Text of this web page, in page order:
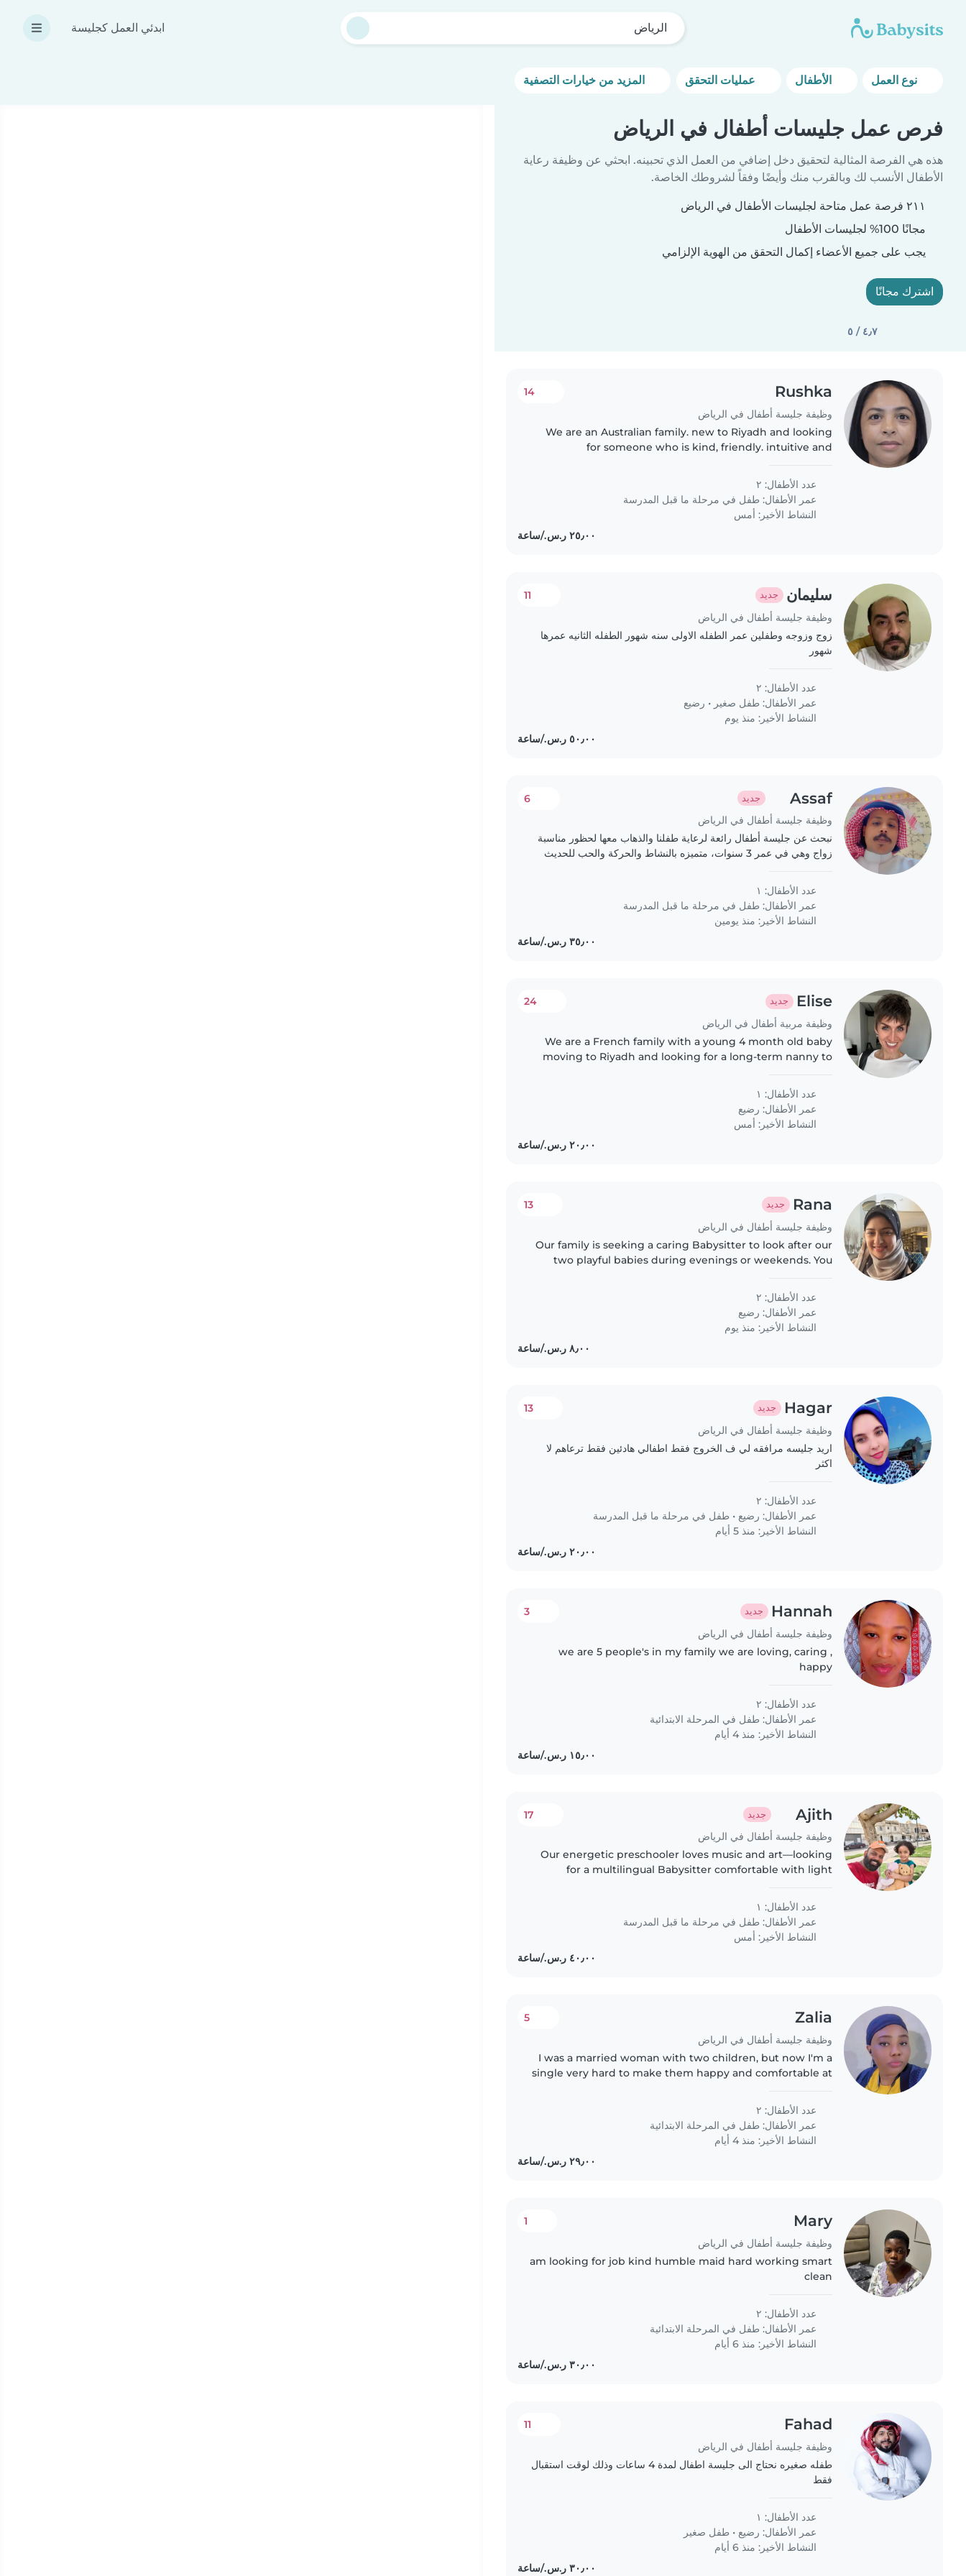
الرياض ابدئي العمل كجليسة
الأطفال
فرص عمل جليسات أطفال في الرياض
هذه هي الفرصة المثالية لتحقيق دخل إضافي من العمل الذي تحبينه. ابحثي عن وظيفة رعاية
الأطفال الأنسب لك وبالقرب منك وأيضًا وفقاً لشروطك الخاصة.
٢١١ فرصة عمل متاحة لجليسات الأطفال في الرياض
مجانًا 100% لجليسات الأطفال
يجب على جميع الأعضاء إكمال التحقق من الهوية الإلزامي
اشترك مجانًا
٤٫٧ / ٥
Rushka
وظيفة جليسة أطفال في الرياض
14
We are an Australian family. new to Riyadh and looking
for someone who is kind, friendly. intuitive and
عدد الأطفال: ٢
عمر الأطفال: طفل في مرحلة ما قبل المدرسة
النشاط الأخير: أمس
سليمان جديد
وظيفة جليسة أطفال في الرياض
11
زوج وزوجه وطفلين عمر الطفله الاولى سنه شهور الطفله الثانيه عمرها
شهور
عدد الأطفال: ٢
عمر الأطفال: طفل صغير • رضيع
النشاط الأخير: منذ يوم
Assaf جديد
وظيفة جليسة أطفال في الرياض
6
نبحث عن جليسة أطفال رائعة لرعاية طفلنا والذهاب معها لحظور مناسبة
زواج وهي في عمر 3 سنوات، متميزه بالنشاط والحركة والحب للحديث
عدد الأطفال: ١
عمر الأطفال: طفل في مرحلة ما قبل المدرسة
النشاط الأخير: منذ يومين
Elise جديد
وظيفة مربية أطفال في الرياض
24
We are a French family with a young 4 month old baby
moving to Riyadh and looking for a long-term nanny to
عدد الأطفال: ١
عمر الأطفال: رضيع
النشاط الأخير: أمس
Rana جديد
وظيفة جليسة أطفال في الرياض
13
Our family is seeking a caring Babysitter to look after our
two playful babies during evenings or weekends. You
and speak Arabic..
عدد الأطفال: ٢
عمر الأطفال: رضيع
النشاط الأخير: منذ يوم
Hagar جديد
وظيفة جليسة أطفال في الرياض
13
اريد جليسه مرافقه لي ف الخروج فقط اطفالي هادئين فقط ترعاهم لا
اكثر
عدد الأطفال: ٢
عمر الأطفال: رضيع • طفل في مرحلة ما قبل المدرسة
النشاط الأخير: منذ 5 أيام
Hannah جديد
وظيفة جليسة أطفال في الرياض
3
we are 5 people's in my family we are loving, caring ,
happy
عدد الأطفال: ٢
عمر الأطفال: طفل في المرحلة الابتدائية
النشاط الأخير: منذ 4 أيام
Ajith جديد
وظيفة جليسة أطفال في الرياض
17
Our energetic preschooler loves music and art—looking
for a multilingual Babysitter comfortable with light
عدد الأطفال: ١
عمر الأطفال: طفل في مرحلة ما قبل المدرسة
النشاط الأخير: أمس
Zalia
وظيفة جليسة أطفال في الرياض
5
I was a married woman with two children, but now I'm a
single very hard to make them happy and comfortable at
cleaning.
عدد الأطفال: ٢
عمر الأطفال: طفل في المرحلة الابتدائية
النشاط الأخير: منذ 4 أيام
Mary
وظيفة جليسة أطفال في الرياض
1
am looking for job kind humble maid hard working smart
clean
عدد الأطفال: ٢
عمر الأطفال: طفل في المرحلة الابتدائية
النشاط الأخير: منذ 6 أيام
Fahad
وظيفة جليسة أطفال في الرياض
11
طفله صغيره نحتاج الى جليسة اطفال لمدة 4 ساعات وذلك لوقت استقبال
فقط
عدد الأطفال: ١
عمر الأطفال: رضيع • طفل صغير
النشاط الأخير: منذ 6 أيام